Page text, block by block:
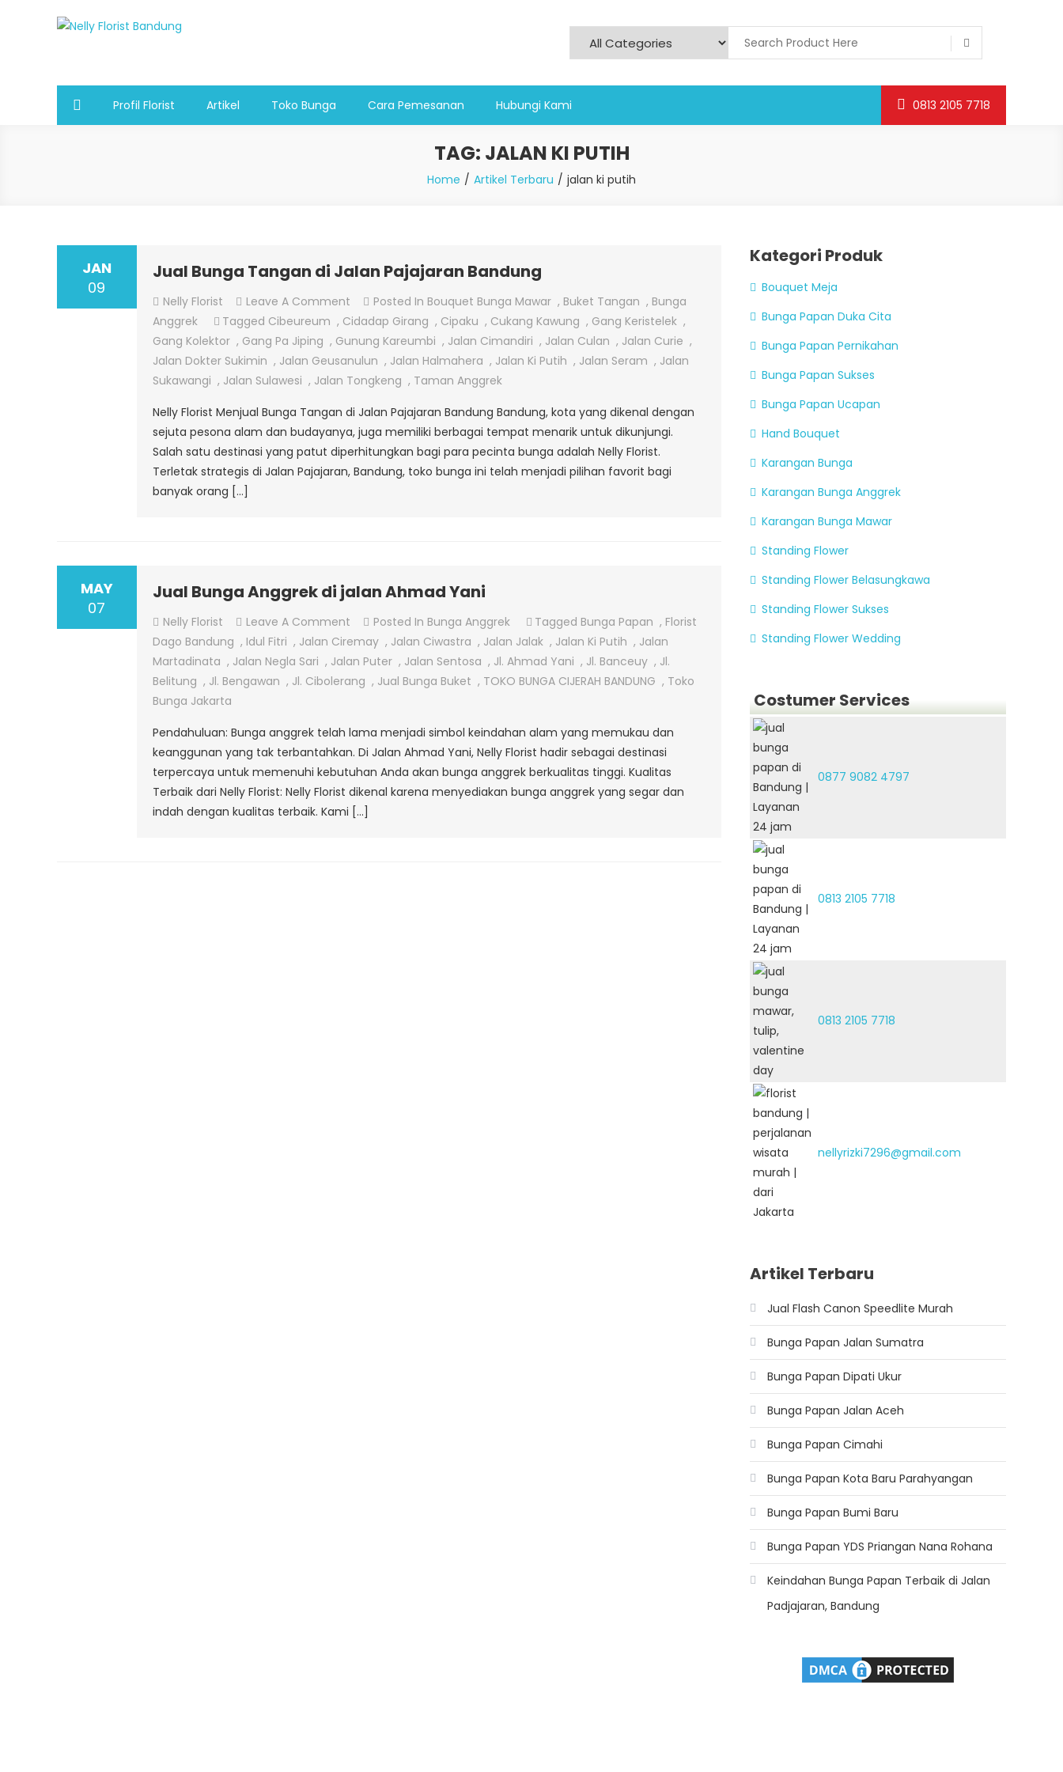
Profil Florist Artikel Toko Bunga Cara Pemesanan Hubungi Kami 0813 2105 7718
TAG: JALAN KI PUTIH
Home Artikel Terbaru jalan ki putih
JAN
09
Jual Bunga Tangan di Jalan Pajajaran Bandung
Nelly Florist Leave A CommentOn
Jual
Bunga
Tangan
Di
Pajajaran
Bandung
Posted In Bouquet Bunga Mawar , Buket Tangan , Bunga
Anggrek
Tagged Cibeureum , Cidadap Girang , Cipaku , Cukang Kawung , Gang Keristelek ,
Gang Kolektor , Gang Pa Jiping , Gunung Kareumbi , Jalan Cimandiri , Jalan Culan , Jalan Curie ,
Jalan Dokter Sukimin , Jalan Geusanulun , Jalan Halmahera , Jalan Ki Putih , Jalan Seram , Jalan
Sukawangi , Jalan Sulawesi , Jalan Tongkeng , Taman Anggrek
Nelly Florist Menjual Bunga Tangan di Jalan Pajajaran Bandung Bandung, kota yang dikenal dengan
sejuta pesona alam dan budayanya, juga memiliki berbagai tempat menarik untuk dikunjungi.
Salah satu destinasi yang patut diperhitungkan bagi para pecinta bunga adalah Nelly Florist.
Terletak strategis di Jalan Pajajaran, Bandung, toko bunga ini telah menjadi pilihan favorit bagi
banyak orang […]
MAY
07
Jual Bunga Anggrek di jalan Ahmad Yani
Nelly Florist Leave A CommentOn
Jual
Bunga
Anggrek
Ahmad
Yani
Posted In Bunga Anggrek Tagged Bunga Papan , Florist
Dago Bandung , Idul Fitri , Jalan Ciremay , Jalan Ciwastra , Jalan Jalak , Jalan Ki Putih , Jalan
Martadinata , Jalan Negla Sari , Jalan Puter , Jalan Sentosa , Jl. Ahmad Yani , Jl. Banceuy , Jl.
Belitung , Jl. Bengawan , Jl. Cibolerang , Jual Bunga Buket , TOKO BUNGA CIJERAH BANDUNG , Toko
Bunga Jakarta
Pendahuluan: Bunga anggrek telah lama menjadi simbol keindahan alam yang memukau dan
keanggunan yang tak terbantahkan. Di Jalan Ahmad Yani, Nelly Florist hadir sebagai destinasi
terpercaya untuk memenuhi kebutuhan Anda akan bunga anggrek berkualitas tinggi. Kualitas
Terbaik dari Nelly Florist: Nelly Florist dikenal karena menyediakan bunga anggrek yang segar dan
indah dengan kualitas terbaik. Kami […]
Kategori Produk
Bouquet Meja
Bunga Papan Duka Cita
Bunga Papan Pernikahan
Bunga Papan Sukses
Bunga Papan Ucapan
Hand Bouquet
Karangan Bunga
Karangan Bunga Anggrek
Karangan Bunga Mawar
Standing Flower
Standing Flower Belasungkawa
Standing Flower Sukses
Standing Flower Wedding
Costumer Services
0877 9082 4797
0813 2105 7718
0813 2105 7718
nellyrizki7296@gmail.com
Artikel Terbaru
Jual Flash Canon Speedlite Murah
Bunga Papan Jalan Sumatra
Bunga Papan Dipati Ukur
Bunga Papan Jalan Aceh
Bunga Papan Cimahi
Bunga Papan Kota Baru Parahyangan
Bunga Papan Bumi Baru
Bunga Papan YDS Priangan Nana Rohana
Keindahan Bunga Papan Terbaik di Jalan
Padjajaran, Bandung